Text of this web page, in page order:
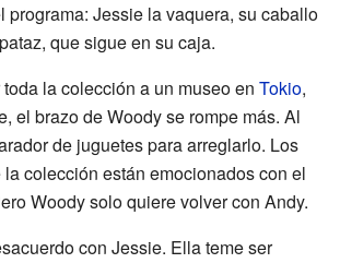
programa: Jessie la vaquera, su caballo
que sigue en su caja.
la colección a un museo en Tokio,
el brazo de Woody se rompe más. Al
de juguetes para arreglarlo. Los
colección están emocionados con el
Woody solo quiere volver con Andy.
con Jessie. Ella teme ser